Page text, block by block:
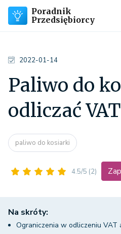
Poradnik
Przedsiębiorcy
2022-01-14
Paliwo do
odliczać
paliwo do kosiarki
4.5/5 (2)
Na skróty:
Ograniczenia w odliczeniu VAT